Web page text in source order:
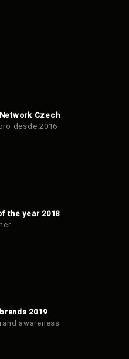
Czech
desde 2016
the year 2018
2019
awareness